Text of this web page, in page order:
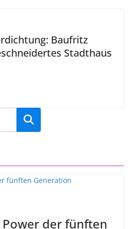
Baufritz
Stadthaus
Power der fünften